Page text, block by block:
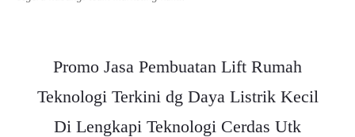
Promo Jasa Pembuatan Lift Rumah
Teknologi Terkini dg Daya Listrik Kecil
Di Lengkapi Teknologi Cerdas Utk